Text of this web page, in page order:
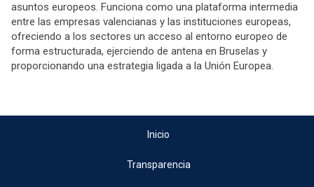
asuntos europeos. Funciona como una plataforma intermedia
entre las empresas valencianas y las instituciones europeas,
ofreciendo a los sectores un acceso al entorno europeo de
forma estructurada, ejerciendo de antena en Bruselas y
proporcionando una estrategia ligada a la Unión Europea.
Inicio
Transparencia